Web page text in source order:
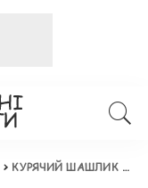
> КУРЯЧИЙ ШАШЛИК НА Айраном